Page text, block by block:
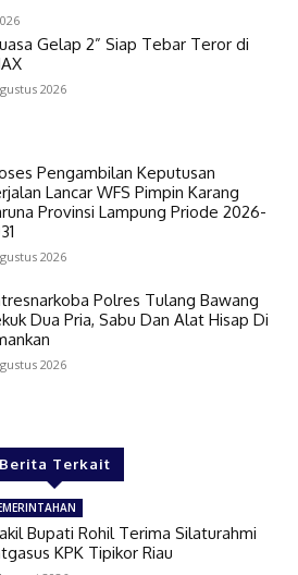
Gelap 2” Siap Tebar Teror di
2026
Pengambilan Keputusan
Lancar WFS Pimpin Karang
Provinsi Lampung Priode 2026-
2026
Polres Tulang Bawang
Dua Pria, Sabu Dan Alat Hisap Di
2026
Berita Terkait
Bupati Rohil Terima Silaturahmi
KPK Tipikor Riau